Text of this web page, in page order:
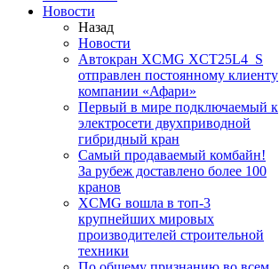
Новости
Назад
Новости
Автокран XCMG XCT25L4_S
отправлен постоянному клиенту
компании «Афари»
Первый в мире подключаемый к
электросети двухприводной
гибридный кран
Самый продаваемый комбайн!
За рубеж доставлено более 100
кранов
XCMG вошла в топ-3
крупнейших мировых
производителей строительной
техники